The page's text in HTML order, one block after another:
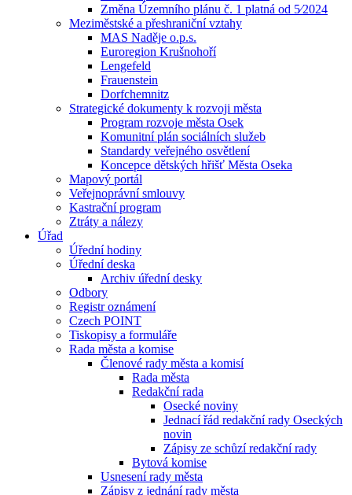
Změna Územního plánu č. 1 platná od 5⁄2024
Meziměstské a přeshraniční vztahy
MAS Naděje o.p.s.
Euroregion Krušnohoří
Lengefeld
Frauenstein
Dorfchemnitz
Strategické dokumenty k rozvoji města
Program rozvoje města Osek
Komunitní plán sociálních služeb
Standardy veřejného osvětlení
Koncepce dětských hřišť Města Oseka
Mapový portál
Veřejnoprávní smlouvy
Kastrační program
Ztráty a nálezy
Úřad
Úřední hodiny
Úřední deska
Archiv úřední desky
Odbory
Registr oznámení
Czech POINT
Tiskopisy a formuláře
Rada města a komise
Členové rady města a komisí
Rada města
Redakční rada
Osecké noviny
Jednací řád redakční rady Oseckých
novin
Zápisy ze schůzí redakční rady
Bytová komise
Usnesení rady města
Zápisy z jednání rady města